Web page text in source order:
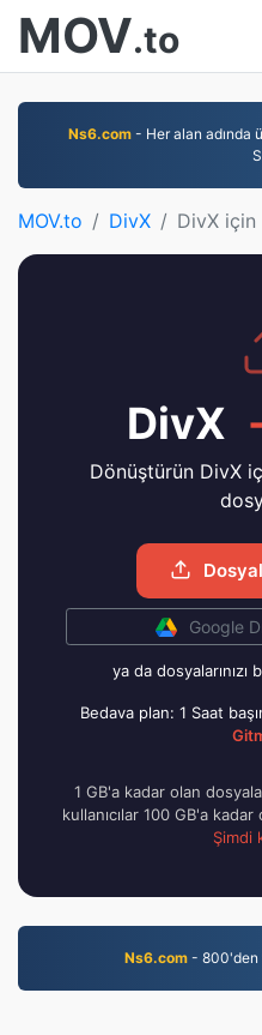
MOV.to
Ns6.com- Her alan adında
MOV.to DivX DivX için
DivX
Dönüştürün DivX
Google
ya da dosyalarınızı
Bedava plan: 1 Saat
1 GB'a kadar olan
kullanıcılar 100 GB'a
Şimdi
Ns6.com - 800'den